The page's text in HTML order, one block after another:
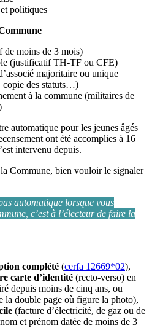
politiques
moins de 3 mois)
(justificatif TH-TF ou CFE)
majoritaire ou unique
copie des statuts…)
à la commune (militaires de
automatique pour les jeunes âgés
ont été accomplies à 16
intervenu depuis.
la Commune, bien vouloir le signaler
automatique lorsque vous
c’est à l’électeur de faire la
complété (cerfa 12669*02),
carte d’identité (recto-verso) en
depuis moins de cinq ans, ou
la double page où figure la photo),
(facture d’électricité, de gaz ou de
et prénom datée de moins de 3